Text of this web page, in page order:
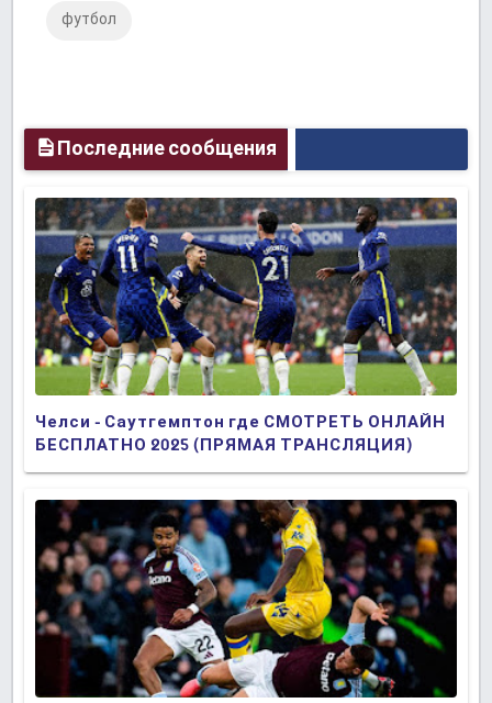
футбол
Последние сообщения
Челси - Саутгемптон где СМОТРЕТЬ ОНЛАЙН
БЕСПЛАТНО 2025 (ПРЯМАЯ ТРАНСЛЯЦИЯ)